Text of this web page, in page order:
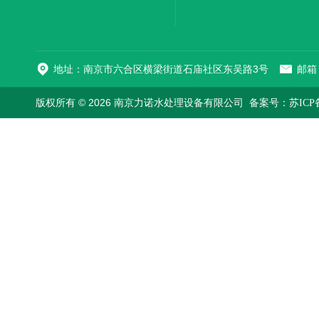
地址：南京市六合区横梁街道石庙社区东吴路3号 邮
版权所有 © 2026 南京力诺水处理设备有限公司 备案号：苏ICP